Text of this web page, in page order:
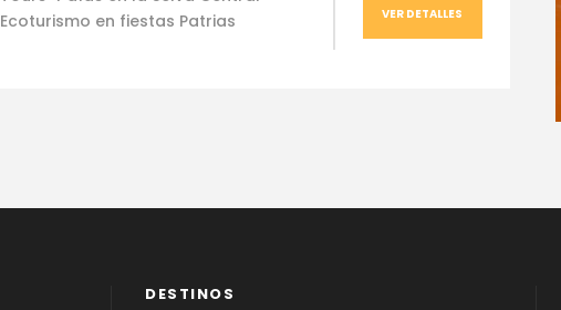
Ecoturismo en fiestas Patrias
VER DETALLES
DESTINOS